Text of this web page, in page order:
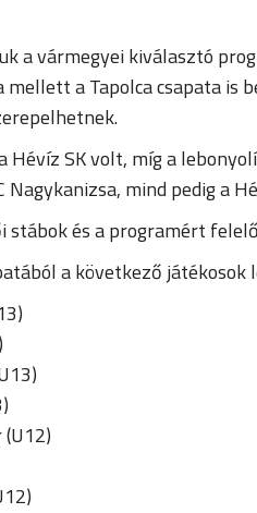
a vármegyei kiválasztó
mellett a Tapolca csapata
Hévíz SK volt, míg a
Nagykanizsa, mind pedig a
stábok és a programért
a következő